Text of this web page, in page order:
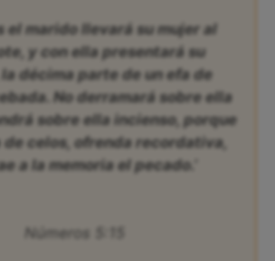
el marido llevará su mujer al
y con ella presentará su
décima parte de un efa de
No derramará sobre ella
sobre ella incienso, porque
de celos, ofrenda recordativa,
a la memoria el pecado.’
Números 5:15